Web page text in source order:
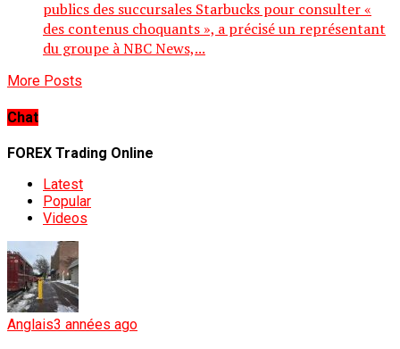
publics des succursales Starbucks pour consulter «
des contenus choquants », a précisé un représentant
du groupe à NBC News,...
More Posts
Chat
FOREX Trading Online
Latest
Popular
Videos
Anglais3 années ago